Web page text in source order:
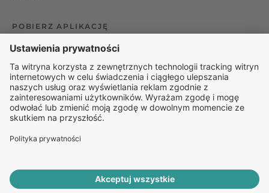
POBIERZ APLIKACJĘ
Organizator udzielania świadczeń telemedycznych jest
podmiotem leczniczym w rozumieniu ustawy z dnia 15
kwietnia 2011 roku o działalności leczniczej, wpisanym do
rejestru podmiotów wykonujących działalność leczniczą pod
numerem: 000000229172.